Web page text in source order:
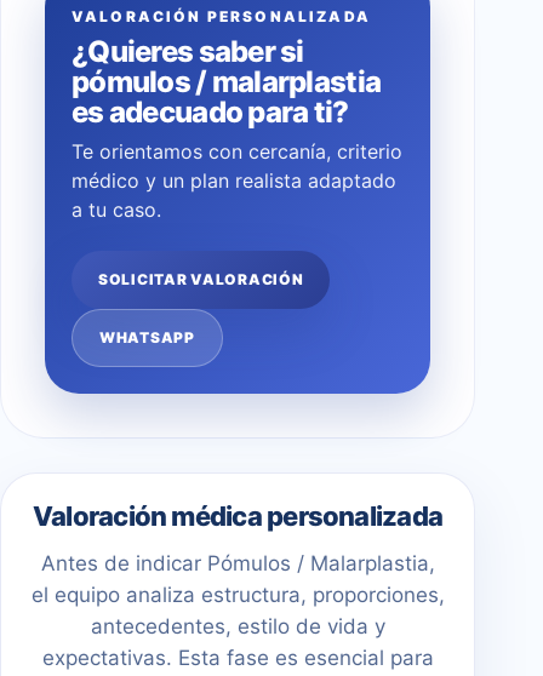
VALORACIÓN PERSONALIZADA
¿Quieres saber si
pómulos / malarplastia
es adecuado para ti?
Te orientamos con cercanía, criterio
médico y un plan realista adaptado
a tu caso.
SOLICITAR VALORACIÓN
WHATSAPP
Valoración médica personalizada
Antes de indicar Pómulos / Malarplastia,
el equipo analiza estructura, proporciones,
antecedentes, estilo de vida y
expectativas. Esta fase es esencial para